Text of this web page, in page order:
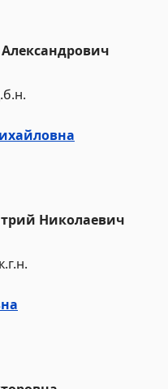
Николаевич